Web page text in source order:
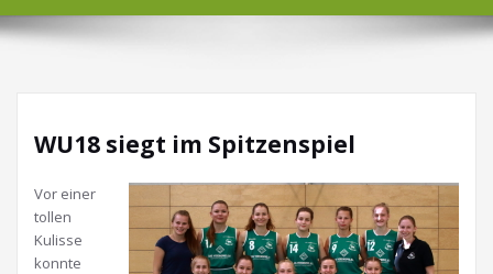
WU18 siegt im Spitzenspiel
Vor einer
tollen
Kulisse
konnte